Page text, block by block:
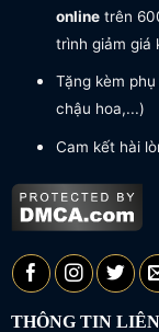
onlinetrên
trình giảm giá
Tặng kèm
chậu hoa,...)
Cam kết hài
THÔNG TIN